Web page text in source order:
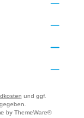
und ggf.
by ThemeWare®